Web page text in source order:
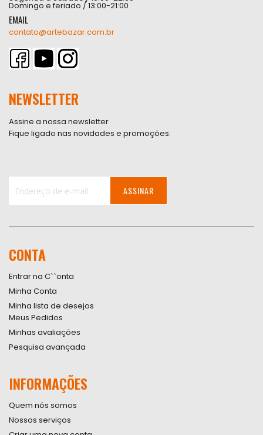
Domingo e feriado / 13:00-21:00
EMAIL
contato@artebazar.com.br
NEWSLETTER
Assine a nossa newsletter
Fique ligado nas novidades e promoções.
Newsletter:
ASSINAR
CONTA
Entrar na C``onta
Minha Conta
Minha lista de desejos
Meus Pedidos
Minhas avaliações
Pesquisa avançada
INFORMAÇÕES
Quem nós somos
Nossos serviços